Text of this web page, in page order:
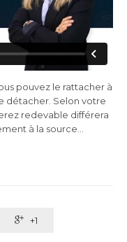
pouvez le rattacher à
détacher. Selon votre
redevable différera
à la source…
 +1